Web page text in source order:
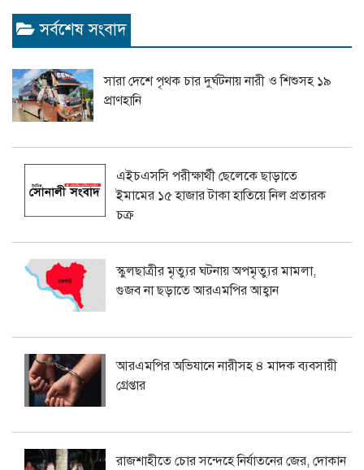
সর্বশেষ সংবাদ
সারা দেশে পৃথক চার দুর্ঘটনায় নারী ও শিশুসহ ১৯
প্রাণহানি
এইচএসসি পরীক্ষার্থী ছেলেকে ছাড়াতে
ইমামের ১৫ হাজার টাকা হাতিয়ে নিল প্রতারক
চক্র
স্কুলছাত্রীর মৃত্যুর ঘটনায় অপমৃত্যুর মামলা,
গুজব না ছড়াতে আরএমপির আহ্বান
আরএমপির অভিযানে নারীসহ ৪ মাদক ব্যবসায়ী
গ্রেপ্তার
রাজশাহীতে চোর সন্দেহে নির্যাতনের জের, দোকান